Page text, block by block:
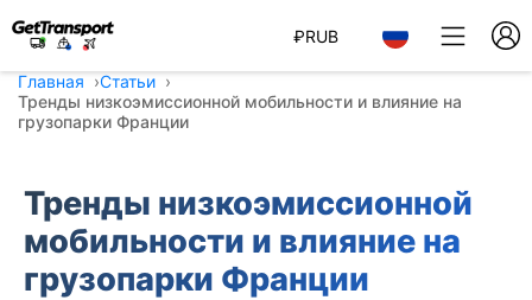
₽RUB
Главная
Статьи
Тренды низкоэмиссионной мобильности и влияние на
грузопарки Франции
Тренды низкоэмиссионной
мобильности и влияние на
грузопарки Франции